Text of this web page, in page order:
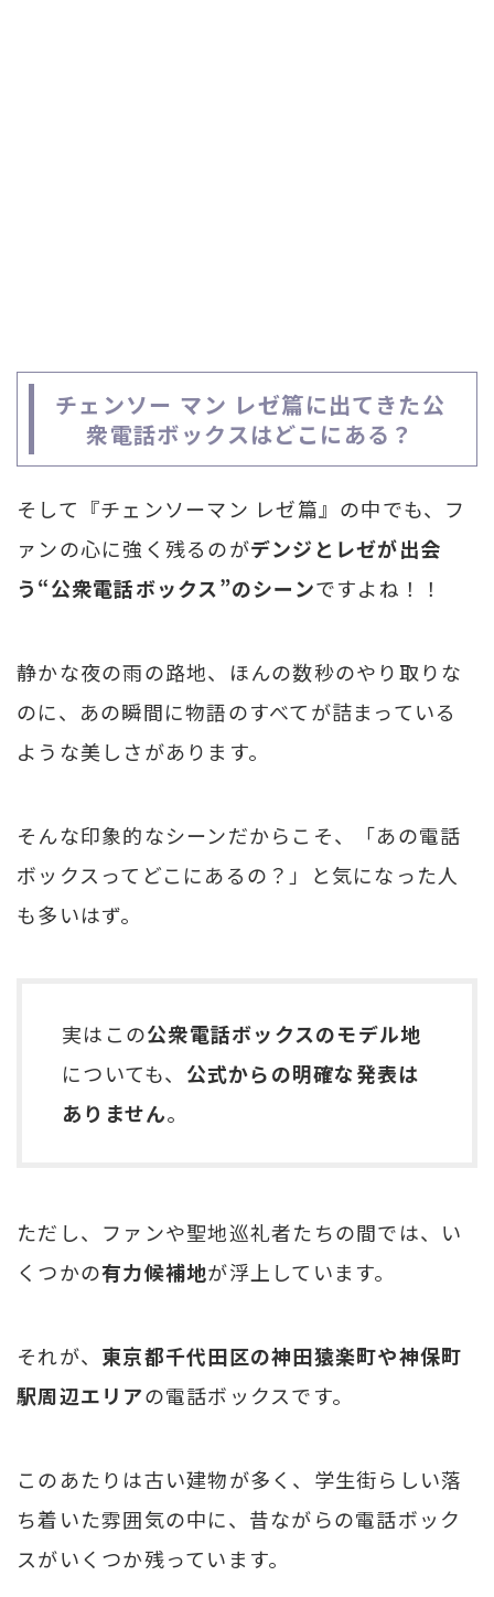
チェンソー マン レゼ篇に出てきた公
衆電話ボックスはどこにある？
そして『チェンソーマン レゼ篇』の中でも、フ
ァンの心に強く残るのがデンジとレゼが出会
う“公衆電話ボックス”のシーンですよね！！
静かな夜の雨の路地、ほんの数秒のやり取りな
のに、あの瞬間に物語のすべてが詰まっている
ような美しさがあります。
そんな印象的なシーンだからこそ、「あの電話
ボックスってどこにあるの？」と気になった人
も多いはず。
実はこの公衆電話ボックスのモデル地
についても、 公式からの明確な発表は
ありません。
ただし、ファンや聖地巡礼者たちの間では、い
くつかの有力候補地が浮上しています。
それが、 東京都千代田区の神田猿楽町や神保町
駅周辺エリアの電話ボックスです。
このあたりは古い建物が多く、学生街らしい落
ち着いた雰囲気の中に、昔ながらの電話ボック
スがいくつか残っています。